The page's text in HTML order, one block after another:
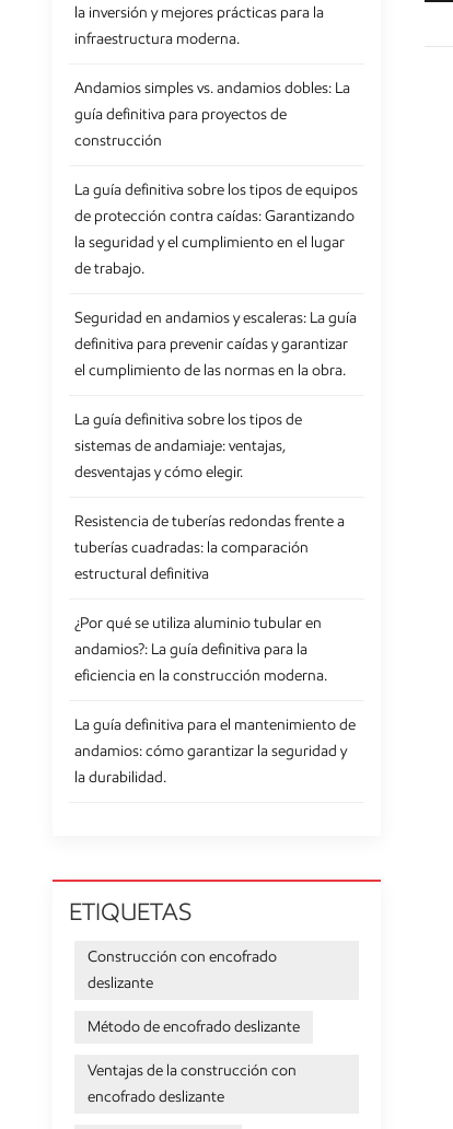
la inversión y mejores prácticas para la
infraestructura moderna.
Andamios simples vs. andamios dobles: La
guía definitiva para proyectos de
construcción
La guía definitiva sobre los tipos de equipos
de protección contra caídas: Garantizando
la seguridad y el cumplimiento en el lugar
de trabajo.
Seguridad en andamios y escaleras: La guía
definitiva para prevenir caídas y garantizar
el cumplimiento de las normas en la obra.
La guía definitiva sobre los tipos de
sistemas de andamiaje: ventajas,
desventajas y cómo elegir.
Resistencia de tuberías redondas frente a
tuberías cuadradas: la comparación
estructural definitiva
¿Por qué se utiliza aluminio tubular en
andamios?: La guía definitiva para la
eficiencia en la construcción moderna.
La guía definitiva para el mantenimiento de
andamios: cómo garantizar la seguridad y
la durabilidad.
ETIQUETAS
Construcción con encofrado
deslizante
Método de encofrado deslizante
Ventajas de la construcción con
encofrado deslizante